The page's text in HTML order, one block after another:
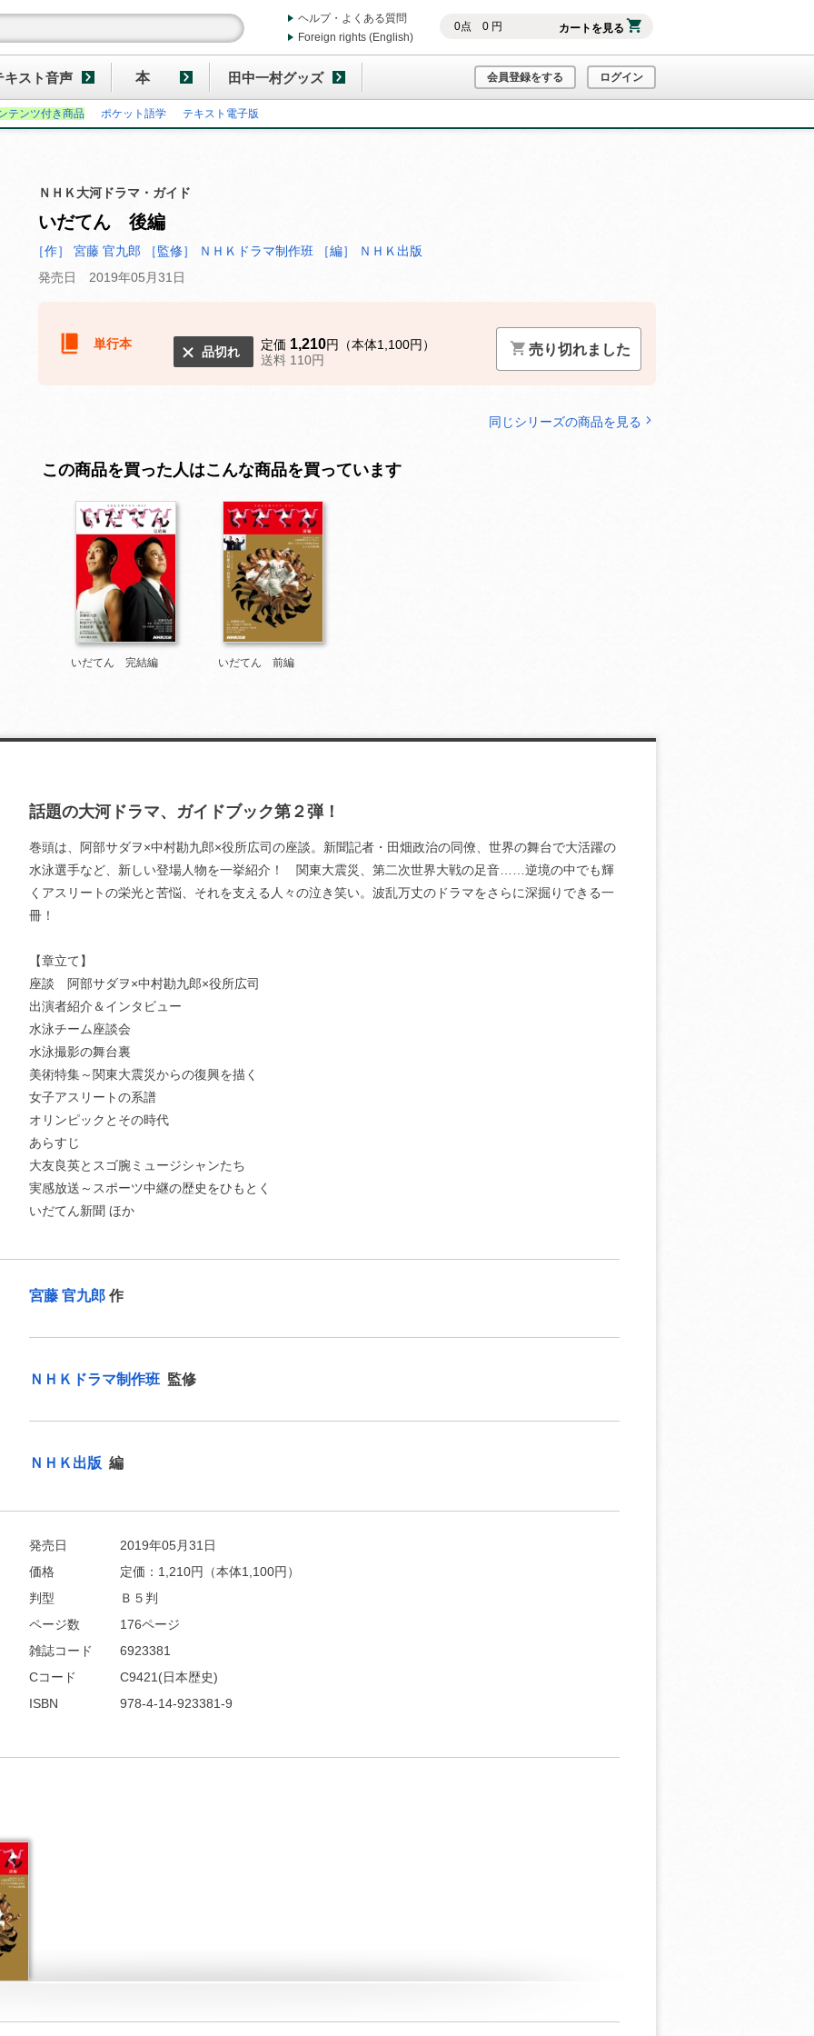
0点 0円 カートを見る
ヘルプ・よくある質問
Foreign rights (English)
キスト音声 本 田中一村グッズ 会員登録をする ログイン
テンツ付き商品 ポケット語学 テキスト電子版
ＮＨＫ大河ドラマ・ガイド
いだてん 後編
［作］ 宮藤 官九郎 ［監修］ ＮＨＫドラマ制作班
［編］ ＮＨＫ出版
発売日 2019年05月31日
単行本
品切れ 定価 1,210円（本体1,100円）
送料 110円
売り切れました
同じシリーズの商品を見る
この商品を買った人はこんな商品を買っています
いだてん 完結編 いだてん 前編
話題の大河ドラマ、ガイドブック第２弾！
巻頭は、阿部サダヲ×中村勘九郎×役所広司の座談。新聞記者・田畑政治の同僚、世界の舞台で大活躍の
水泳選手など、新しい登場人物を一挙紹介！ 関東大震災、第二次世界大戦の足音……逆境の中でも輝
くアスリートの栄光と苦悩、それを支える人々の泣き笑い。波乱万丈のドラマをさらに深掘りできる一
冊！
【章立て】
座談 阿部サダヲ×中村勘九郎×役所広司
出演者紹介＆インタビュー
水泳チーム座談会
水泳撮影の舞台裏
美術特集～関東大震災からの復興を描く
女子アスリートの系譜
オリンピックとその時代
あらすじ
大友良英とスゴ腕ミュージシャンたち
実感放送～スポーツ中継の歴史をひもとく
いだてん新聞 ほか
宮藤 官九郎作
ＮＨＫドラマ制作班 監修
ＮＨＫ出版 編
発売日
2019年05月31日
価格
定価： 1,210円（本体1,100円）
判型
Ｂ５判
ページ数
176ページ
雑誌コード
6923381
Cコード
C9421(日本歴史)
ISBN
978-4-14-923381-9